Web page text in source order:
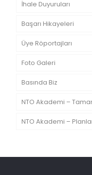
İhale Duyuruları
Başarı Hikayeleri
Üye Röportajları
Foto Galeri
Basında Biz
NTO Akademi –
NTO Akademi –